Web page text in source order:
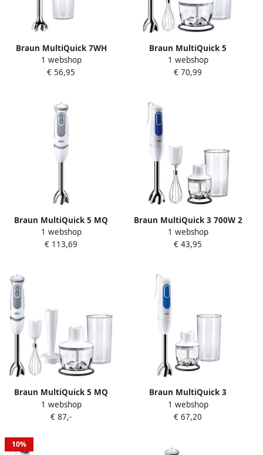
Braun MultiQuick 7WH
MQ7000WH Staafmixer Wit
1 webshop
€ 56,95
Braun MultiQuick 5
MQ5235WH | Mixers |
8021098774903
1 webshop
€ 70,99
Braun MultiQuick 5 MQ
5245 WH Vario Staafmixer
Wit Grijs
1 webshop
€ 113,69
Braun MultiQuick 3 700W 2
snelheden roestvrijstalen
voet PowerBell+ EasyClick
1 webshop
€ 43,95
Braun MultiQuick 5 MQ
5237 WH Staafmixer Wit
1 webshop
€ 87,-
Braun MultiQuick 3
Staafmixer MQ 3020 Pesto
Staafmixer
1 webshop
€ 67,20
10%